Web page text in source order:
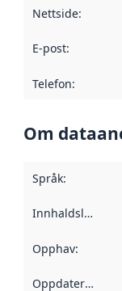
Nettside:
E-post:
Telefon:
Om
Språk:
Innhaldsleverandørar
Opphav:
Oppdateringsfrekvens